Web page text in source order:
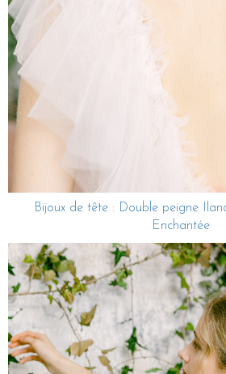
Bijoux de tête : Double peigne
Enchantée